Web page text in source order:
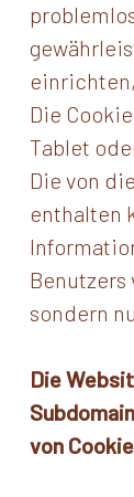
Die
Tablet
Die von
enthalten
Benutzers
sondern
Die
von